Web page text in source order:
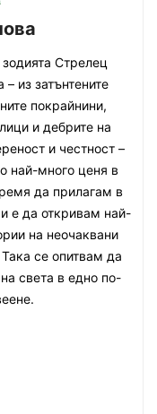
Стрелец
из затънтените
покрайнини,
и дебрите на
и честност –
най-много ценя в
да прилагам в
е да откривам най-
на неочаквани
се опитвам да
света в едно по-